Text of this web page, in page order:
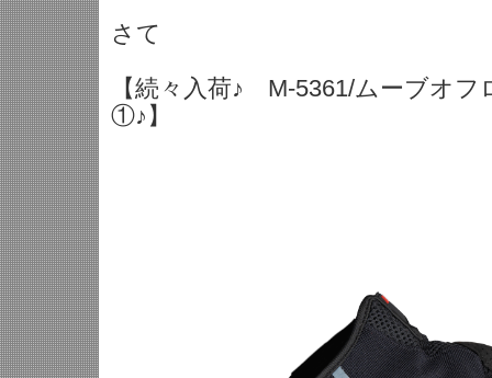
さて
【続々入荷♪ M-5361/ムーブオフ
①♪】